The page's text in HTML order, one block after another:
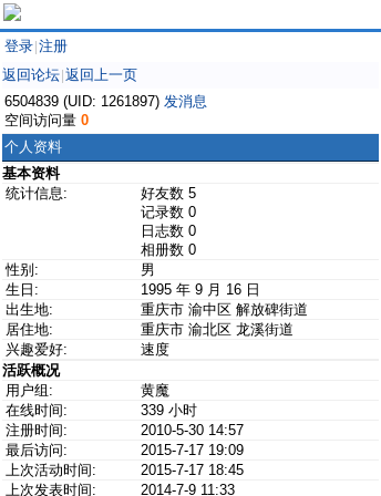
登录 注册
返回论坛 返回上一页
6504839 (UID: 1261897) 发消息
空间访问量 0
个人资料
基本资料
统计信息:
好友数 5
记录数 0
日志数 0
相册数 0
性别:
男
生日:
1995 年 9 月 16 日
出生地:
重庆市 渝中区 解放碑街道
居住地:
重庆市 渝北区 龙溪街道
兴趣爱好:
速度
活跃概况
用户组:
黄魔
在线时间:
339 小时
注册时间:
2010-5-30 14:57
最后访问:
2015-7-17 19:09
上次活动时间:
2015-7-17 18:45
上次发表时间:
2014-7-9 11:33